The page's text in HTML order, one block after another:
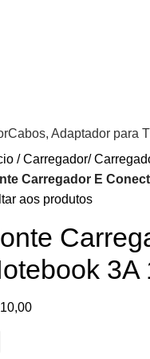
Cabos, Adaptador para
Carregador/
Carregador E
aos produtos
3A
10,00